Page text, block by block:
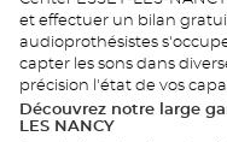
et effectuer un bilan
audioprothésistes
capter les sons dans
précision l'état de vos
Découvrez notre large
LES NANCY